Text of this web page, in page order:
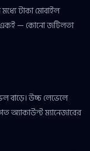
টাকা মোবাইল
একই — কোনো জটিলতা
বাড়ে। উচ্চ লেভেলে
অ্যাকাউন্ট ম্যানেজারের